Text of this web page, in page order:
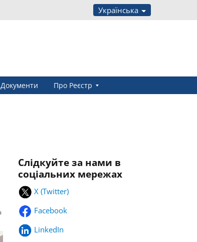
Українська
Документи Про Реєстр
Слідкуйте за нами в
соціальних мережах
X (Twitter)
Facebook
LinkedIn